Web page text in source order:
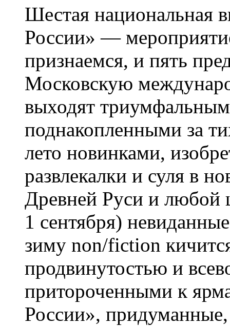
Шестая национальная
России» —
признаемся, и пять
Московскую
выходят
поднакопленными за
лето новинками,
развлекалки и суля в
Древней Руси и любой
1 сентября)
зиму non/fiction
продвинутостью и
притороченными к
России»,